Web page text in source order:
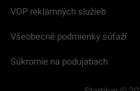
VOP reklamných služieb
Všeobecné podmienky súťaží
Súkromie na podujatiach